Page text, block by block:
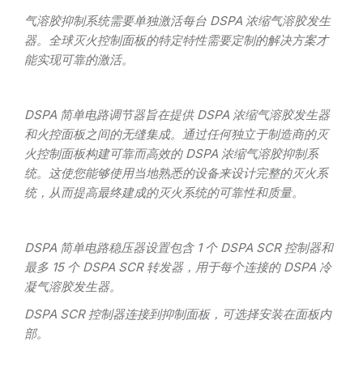
气溶胶抑制系统需要单独激活每台 DSPA 浓缩气溶胶发生
器。全球灭火控制面板的特定特性需要定制的解决方案才
能实现可靠的激活。
DSPA 简单电路调节器旨在提供 DSPA 浓缩气溶胶发生器
和火控面板之间的无缝集成。通过任何独立于制造商的灭
火控制面板构建可靠而高效的 DSPA 浓缩气溶胶抑制系
统。这使您能够使用当地熟悉的设备来设计完整的灭火系
统，从而提高最终建成的灭火系统的可靠性和质量。
DSPA 简单电路稳压器设置包含 1 个 DSPA SCR 控制器和
最多 15 个 DSPA SCR 转发器，用于每个连接的 DSPA 冷
凝气溶胶发生器。
DSPA SCR 控制器连接到抑制面板，可选择安装在面板内
部。